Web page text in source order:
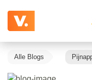
Alle Blogs